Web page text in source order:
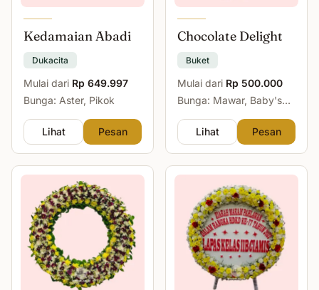
Kedamaian Abadi
Dukacita
Mulai dari Rp 649.997
Bunga: Aster, Pikok
Lihat Pesan
Chocolate Delight
Buket
Mulai dari Rp 500.000
Bunga: Mawar, Baby's
Lihat
Pesan